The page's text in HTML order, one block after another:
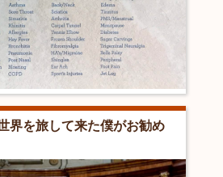
界を旅して来た僕がお勧め